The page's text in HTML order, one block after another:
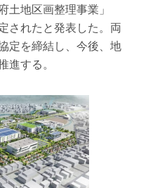
土地区画整理事業」
されたと発表した。両
定を締結し、今後、地
する。